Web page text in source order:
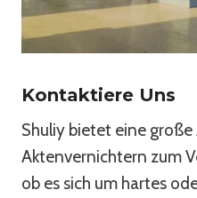
Kontaktiere Uns
Shuliy bietet eine
Aktenvernichtern zum
ob es sich um hartes